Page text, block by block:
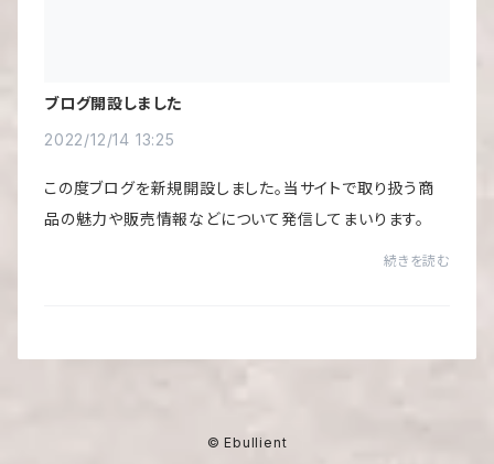
ブログ開設しました
2022/12/14 13:25
この度ブログを新規開設しました。当サイトで取り扱う商
品の魅力や販売情報などについて発信してまいります。
続きを読む
© Ebullient